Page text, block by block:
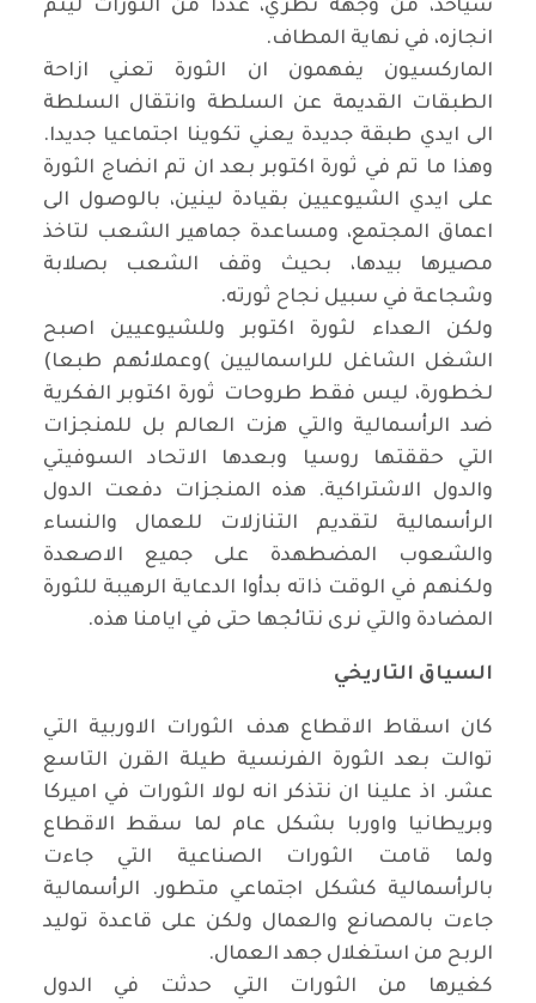
سيأخذ، من وجهة نظري، عددا من الثورات ليتم
انجازه، في نهاية المطاف.
الماركسيون يفهمون ان الثورة تعني ازاحة
الطبقات القديمة عن السلطة وانتقال السلطة
الى ايدي طبقة جديدة يعني تكوينا اجتماعيا جديدا.
وهذا ما تم في ثورة اكتوبر بعد ان تم انضاج الثورة
على ايدي الشيوعيين بقيادة لينين، بالوصول الى
اعماق المجتمع، ومساعدة جماهير الشعب لتاخذ
مصيرها بيدها، بحيث وقف الشعب بصلابة
وشجاعة في سبيل نجاح ثورته.
ولكن العداء لثورة اكتوبر وللشيوعيين اصبح
الشغل الشاغل للراسماليين (وعملائهم طبعا)
لخطورة، ليس فقط طروحات ثورة اكتوبر الفكرية
ضد الرأسمالية والتي هزت العالم بل للمنجزات
التي حققتها روسيا وبعدها الاتحاد السوفيتي
والدول الاشتراكية. هذه المنجزات دفعت الدول
الرأسمالية لتقديم التنازلات للعمال والنساء
والشعوب المضطهدة على جميع الاصعدة
ولكنهم في الوقت ذاته بدأوا الدعاية الرهيبة للثورة
المضادة والتي نرى نتائجها حتى في ايامنا هذه.
السياق التاريخي
كان اسقاط الاقطاع هدف الثورات الاوربية التي
توالت بعد الثورة الفرنسية طيلة القرن التاسع
عشر. اذ علينا ان نتذكر انه لولا الثورات في اميركا
وبريطانيا واوربا بشكل عام لما سقط الاقطاع
ولما قامت الثورات الصناعية التي جاءت
بالرأسمالية كشكل اجتماعي متطور. الرأسمالية
جاءت بالمصانع والعمال ولكن على قاعدة توليد
الربح من استغلال جهد العمال.
كغيرها من الثورات التي حدثت في الدول